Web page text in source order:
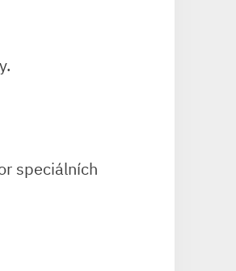
speciálních